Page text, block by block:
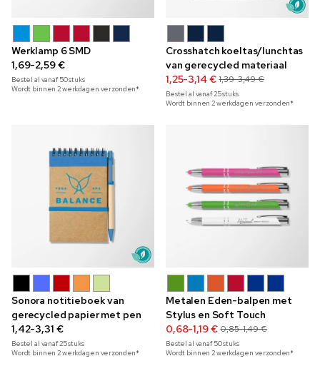
Werklamp 6 SMD
1,69-2,59 €
Bestel al vanaf50stuks
Wordt binnen 2 werkdagen verzonden*
Crosshatch koeltas/lunchtas
van gerecycled materiaal
1,25-3,14 € 1,39-3,49 €
Bestel al vanaf25stuks
Wordt binnen 2 werkdagen verzonden*
Sonora notitieboek van
gerecycled papier met pen
1,42-3,31 €
Bestel al vanaf25stuks
Wordt binnen 2 werkdagen verzonden*
Metalen Eden-balpen met
Stylus en Soft Touch
0,68-1,19 € 0,85-1,49 €
Bestel al vanaf50stuks
Wordt binnen 2 werkdagen verzonden*